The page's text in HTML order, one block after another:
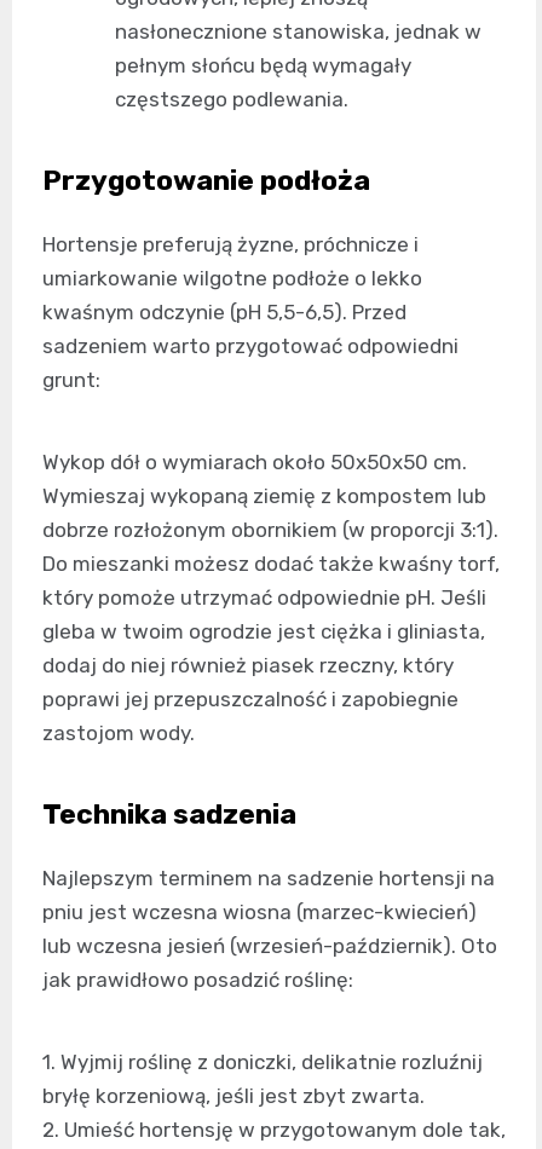
nasłonecznione stanowiska, jednak w
pełnym słońcu będą wymagały
częstszego podlewania.
Przygotowanie podłoża
Hortensje preferują żyzne, próchnicze i
umiarkowanie wilgotne podłoże o lekko
kwaśnym odczynie (pH 5,5-6,5). Przed
sadzeniem warto przygotować odpowiedni
grunt:
Wykop dół o wymiarach około 50x50x50 cm.
Wymieszaj wykopaną ziemię z kompostem lub
dobrze rozłożonym obornikiem (w proporcji 3:1).
Do mieszanki możesz dodać także kwaśny torf,
który pomoże utrzymać odpowiednie pH. Jeśli
gleba w twoim ogrodzie jest ciężka i gliniasta,
dodaj do niej również piasek rzeczny, który
poprawi jej przepuszczalność i zapobiegnie
zastojom wody.
Technika sadzenia
Najlepszym terminem na sadzenie hortensji na
pniu jest wczesna wiosna (marzec-kwiecień)
lub wczesna jesień (wrzesień-październik). Oto
jak prawidłowo posadzić roślinę:
1. Wyjmij roślinę z doniczki, delikatnie rozluźnij
bryłę korzeniową, jeśli jest zbyt zwarta.
2. Umieść hortensję w przygotowanym dole tak,